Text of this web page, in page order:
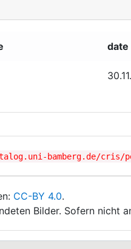
date
bamberg.de/cris/
CC-BY 4.0.
Bilder. Sofern nicht